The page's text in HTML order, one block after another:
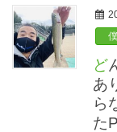
どんな時でもやってみる事に価値が
あ
ら
た